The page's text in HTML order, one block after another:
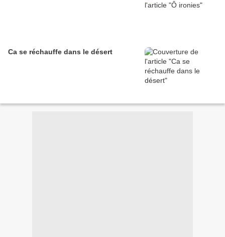
Ca se réchauffe dans le désert